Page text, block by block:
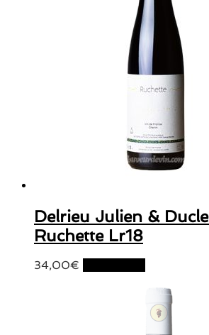
Delrieu Julien &
Ruchette Lr18
34,00€